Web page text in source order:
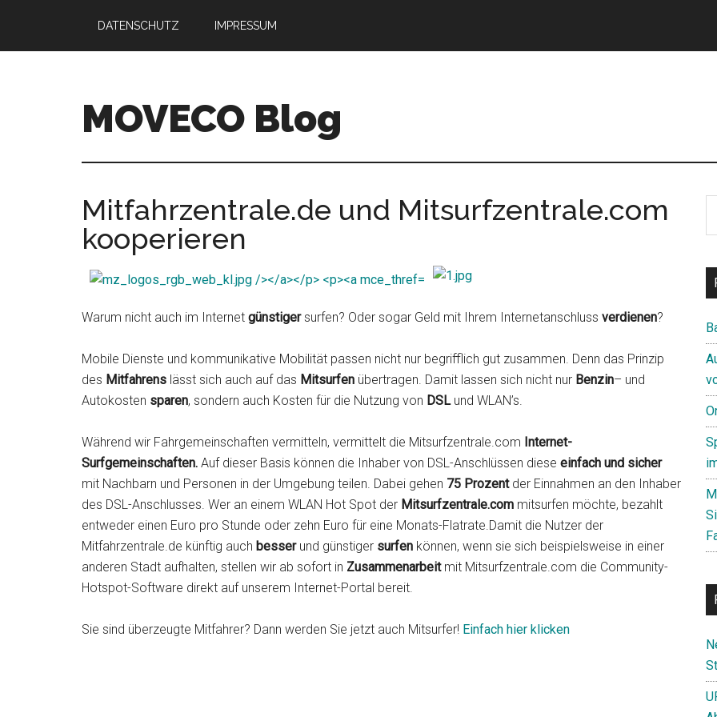
main
primary
DATENSCHUTZ IMPRESSUM
MOVECO Blog
der
Entwickler
aus
Bonn
Mitfahrzentrale.de und Mitsurfzentrale.com
kooperieren
Warum nicht auch im Internet günstigersurfen? Oder sogar Geld mit Ihrem Internetanschluss verdienen?
Mobile Dienste und kommunikative Mobilität passen nicht nur begrifflich gut zusammen. Denn das Prinzip
des Mitfahrens lässt sich auch auf das Mitsurfen übertragen. Damit lassen sich nicht nur Benzin– und
Autokosten sparen, sondern auch Kosten für die Nutzung von DSLund WLAN’s.
Während wir Fahrgemeinschaften vermitteln, vermittelt die Mitsurfzentrale.com Internet-
Surfgemeinschaften. Auf dieser Basis können die Inhaber von DSL-Anschlüssen diese einfach und sicher
mit Nachbarn und Personen in der Umgebung teilen. Dabei gehen 75 Prozentder Einnahmen an den Inhaber
des DSL-Anschlusses. Wer an einem WLAN Hot Spot der Mitsurfzentrale.com mitsurfen möchte, bezahlt
entweder einen Euro pro Stunde oder zehn Euro für eine Monats-Flatrate.Damit die Nutzer der
Mitfahrzentrale.de künftig auch besserund günstiger surfen können, wenn sie sich beispielsweise in einer
anderen Stadt aufhalten, stellen wir ab sofort in Zusammenarbeitmit Mitsurfzentrale.com die Community-
Hotspot-Software direkt auf unserem Internet-Portal bereit.
Sie sind überzeugte Mitfahrer? Dann werden Sie jetzt auch Mitsurfer! Einfach hier klicken
...